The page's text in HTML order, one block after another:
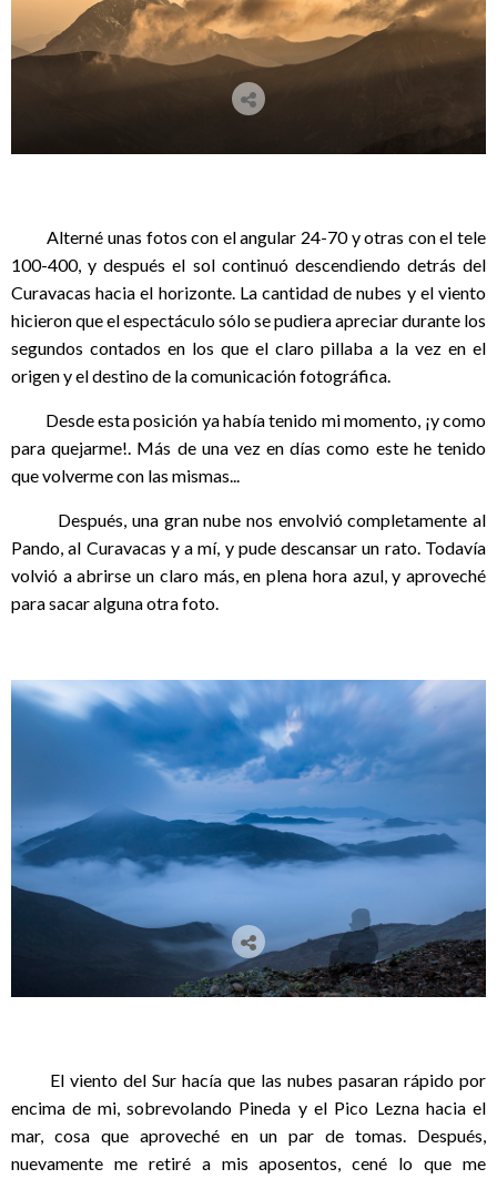
Alterné unas fotos con el angular 24-70 y otras con el tele
100-400, y después el sol continuó descendiendo detrás del
Curavacas hacia el horizonte. La cantidad de nubes y el viento
hicieron que el espectáculo sólo se pudiera apreciar durante los
segundos contados en los que el claro pillaba a la vez en el
origen y el destino de la comunicación fotográfica.
Desde esta posición ya había tenido mi momento, ¡y como
para quejarme!. Más de una vez en días como este he tenido
que volverme con las mismas...
Después, una gran nube nos envolvió completamente al
Pando, al Curavacas y a mí, y pude descansar un rato. Todavía
volvió a abrirse un claro más, en plena hora azul, y aproveché
para sacar alguna otra foto.
El viento del Sur hacía que las nubes pasaran rápido por
encima de mi, sobrevolando Pineda y el Pico Lezna hacia el
mar, cosa que aproveché en un par de tomas. Después,
nuevamente me retiré a mis aposentos, cené lo que me